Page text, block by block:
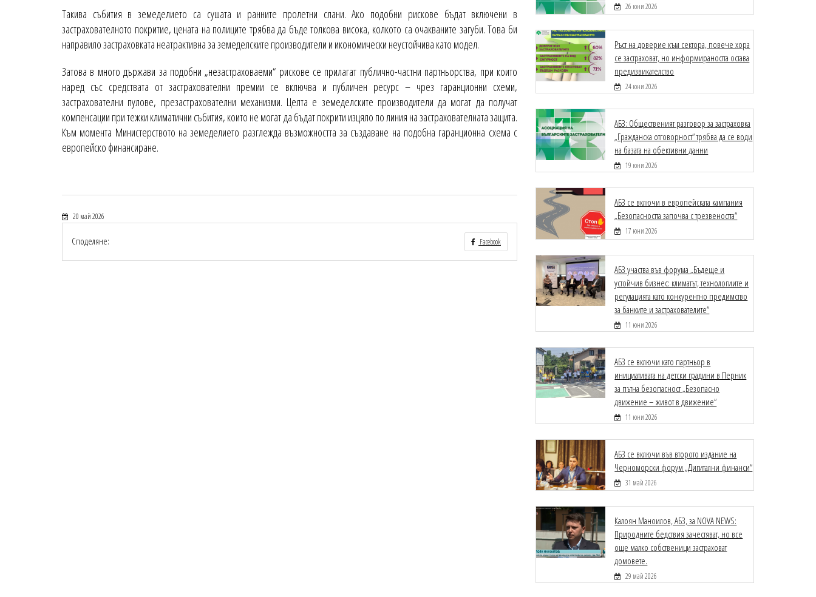
Такива събития в земеделието са сушата и ранните пролетни слани. Ако подобни рискове бъдат включени в
застрахователното покритие, цената на полиците трябва да бъде толкова висока, колкото са очакваните загуби. Това би
направило застраховката неатрактивна за земеделските производители и икономически неустойчива като модел.
Затова в много държави за подобни „незастраховаеми“ рискове се прилагат публично-частни партньорства, при които
наред със средствата от застрахователни премии се включва и публичен ресурс – чрез гаранционни схеми,
застрахователни пулове, презастрахователни механизми. Целта е земеделските производители да могат да получат
компенсации при тежки климатични събития, които не могат да бъдат покрити изцяло по линия на застрахователната защита.
Към момента Министерството на земеделието разглежда възможността за създаване на подобна гаранционна схема с
европейско финансиране.
20 май 2026
Споделяне: Facebook
26 юни 2026
Ръст на доверие към сектора, повече хора
се застраховат, но информираността остава
предизвикателство
24 юни 2026
АБЗ: Общественият разговор за застраховка
„Гражданска отговорност“ трябва да се води
на базата на обективни данни
19 юни 2026
АБЗ се включи в европейската кампания
„Безопасността започва с трезвеността“
17 юни 2026
АБЗ участва във форума „Бъдеще и
устойчив бизнес: климатът, технологиите и
регулацията като конкурентно предимство
за банките и застрахователите“
11 юни 2026
АБЗ се включи като партньор в
инициативата на детски градини в Перник
за пътна безопасност „Безопасно
движение – живот в движение“
11 юни 2026
АБЗ се включи във второто издание на
Черноморски форум „Дигитални финанси“
31 май 2026
Калоян Маноилов, АБЗ, за NOVA NEWS:
Природните бедствия зачестяват, но все
още малко собственици застраховат
домовете.
29 май 2026